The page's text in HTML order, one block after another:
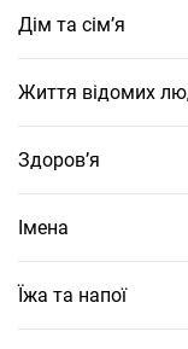
Дім та сім’я
Життя відомих
Здоров’я
Імена
Їжа та напої